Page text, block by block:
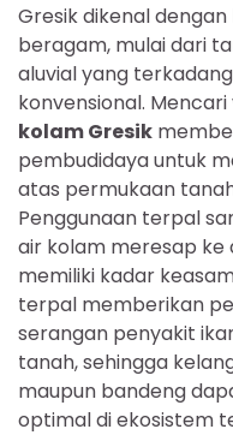
Gresik dikenal
beragam, mulai dari
aluvial yang
konvensional.
kolam Gresik
pembudidaya untuk
atas permukaan
Penggunaan terpal
air kolam meresap ke
memiliki kadar
terpal memberikan
serangan penyakit
tanah, sehingga
maupun bandeng
optimal di ekosistem